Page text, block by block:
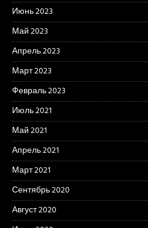
Июнь 2023
Май 2023
Апрель 2023
Март 2023
Февраль 2023
Июль 2021
Май 2021
Апрель 2021
Март 2021
Сентябрь 2020
Август 2020